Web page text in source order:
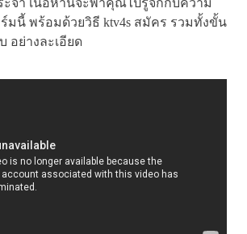
มนี้ พร้อมด้วยวิธี ktv4s สมัคร รวมทั้งขั้น
อย่างละเอียด